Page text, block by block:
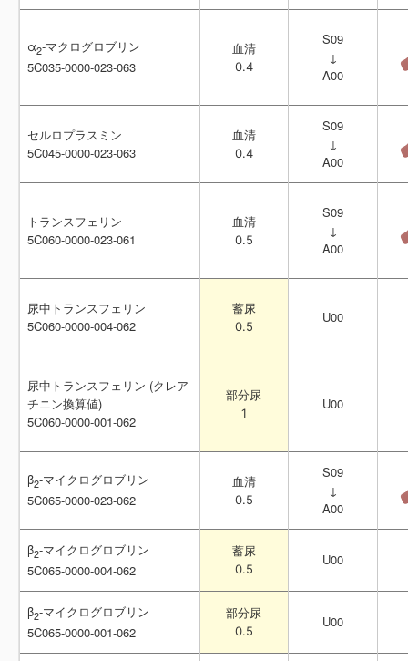
α2-マクログロブリン
5C035-0000-023-063
血清
0.4
S09
↓
A00
セルロプラスミン
5C045-0000-023-063
血清
0.4
S09
↓
A00
トランスフェリン
5C060-0000-023-061
血清
0.5
S09
↓
A00
尿中トランスフェリン
5C060-0000-004-062
蓄尿
0.5
U00
尿中トランスフェリン (クレア
チニン換算値)
5C060-0000-001-062
部分尿
1
U00
β2-マイクログロブリン
5C065-0000-023-062
血清
0.5
S09
↓
A00
β2-マイクログロブリン
5C065-0000-004-062
蓄尿
0.5
U00
β2-マイクログロブリン
5C065-0000-001-062
部分尿
0.5
U00
α2-マクログロブリン
5C035-0000-023-063
血清
0.4
S09
↓
A00
セルロプラスミン
5C045-0000-023-063
血清
0.4
S09
↓
A00
トランスフェリン
5C060-0000-023-061
血清
0.5
S09
↓
A00
尿中トランスフェリン
5C060-0000-004-062
蓄尿
0.5
U00
尿中トランスフェリン (クレア
チニン換算値)
5C060-0000-001-062
部分尿
1
U00
β2-マイクログロブリン
5C065-0000-023-062
血清
0.5
S09
↓
A00
β2-マイクログロブリン
5C065-0000-004-062
蓄尿
0.5
U00
β2-マイクログロブリン
5C065-0000-001-062
部分尿
0.5
U00